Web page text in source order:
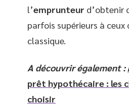
l’emprunteur d’obtenir
parfois supérieurs à ceux
classique.
A découvrir également :
prêt hypothécaire : les
choisir